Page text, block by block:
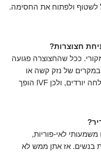
לשטוף ולפתוח את החסימה.
חצוצרות?
ככל שהחצוצרה פגועה
במקרים של נזק קשה או
הידרוסלפינקס משמעותי, שיעורי ההצלחה יורדים, ולכן IVF הופך
לאי-פוריות,
אי-הפוריות בנשים. אז אתן ממש לא